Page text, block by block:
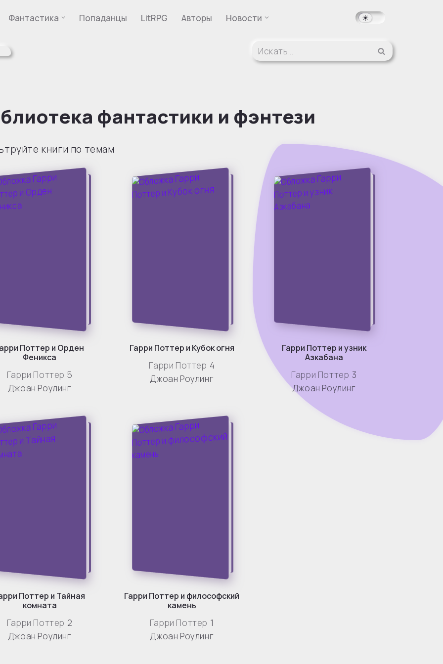
Фантастика Попаданцы LitRPG Авторы Новости
фантастики и фэнтези
книги по темам
Поттер и Орден
Феникса
Гарри Поттер 5
Джоан Роулинг
Гарри Поттер и Кубок огня
Гарри Поттер 4
Джоан Роулинг
Гарри Поттер и узник
Азкабана
Гарри Поттер 3
Джоан Роулинг
Поттер и Тайная
комната
Гарри Поттер 2
Джоан Роулинг
Гарри Поттер и философский
камень
Гарри Поттер 1
Джоан Роулинг